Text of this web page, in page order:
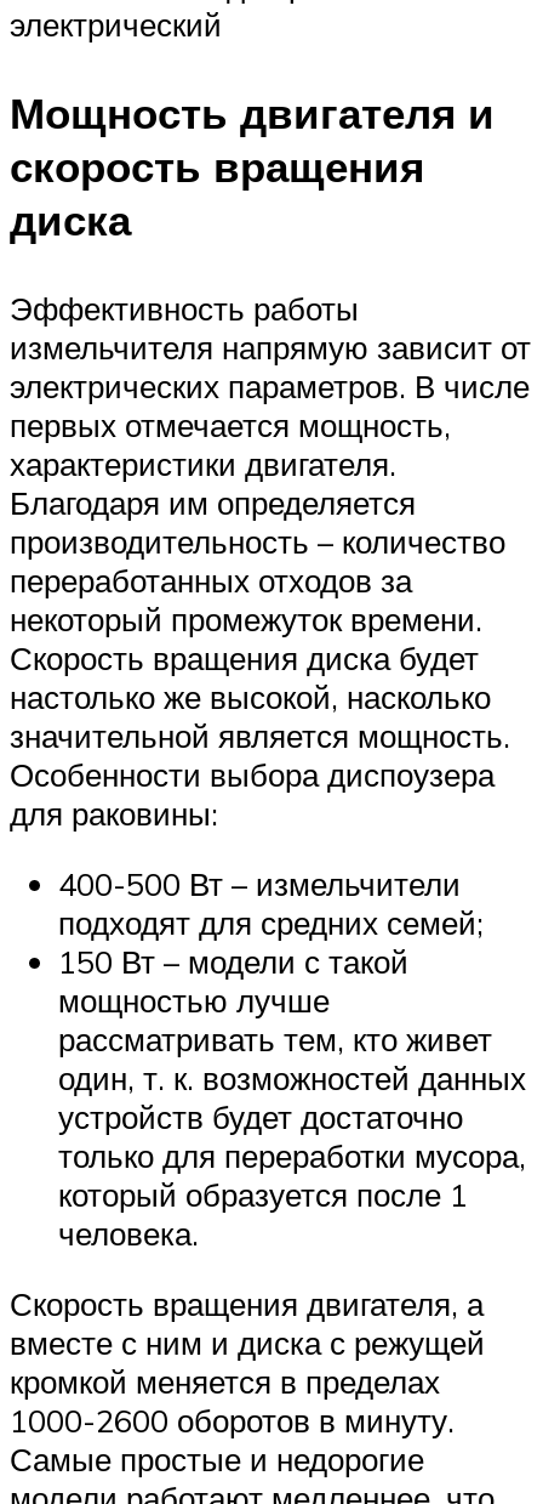
электрический
Мощность двигателя и
скорость вращения
диска
Эффективность работы
измельчителя напрямую зависит от
электрических параметров. В числе
первых отмечается мощность,
характеристики двигателя.
Благодаря им определяется
производительность – количество
переработанных отходов за
некоторый промежуток времени.
Скорость вращения диска будет
настолько же высокой, насколько
значительной является мощность.
Особенности выбора диспоузера
для раковины:
400-500 Вт – измельчители
подходят для средних семей;
150 Вт – модели с такой
мощностью лучше
рассматривать тем, кто живет
один, т. к. возможностей данных
устройств будет достаточно
только для переработки мусора,
который образуется после 1
человека.
Скорость вращения двигателя, а
вместе с ним и диска с режущей
кромкой меняется в пределах
1000-2600 оборотов в минуту.
Самые простые и недорогие